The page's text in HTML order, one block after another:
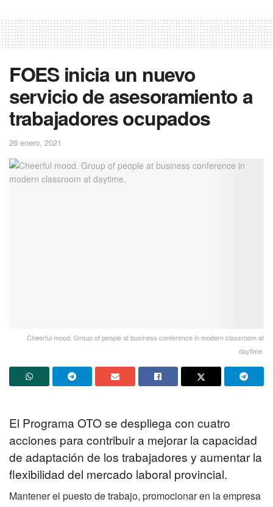
FOES inicia un nuevo
servicio de asesoramiento a
trabajadores ocupados
26 enero, 2021
Cheerful mood. Group of people at business conference in modern classroom at
daytime.
El Programa OTO se despliega con cuatro
acciones para contribuir a mejorar la capacidad
de adaptación de los trabajadores y aumentar la
flexibilidad del mercado laboral provincial.
Mantener el puesto de trabajo, promocionar en la empresa